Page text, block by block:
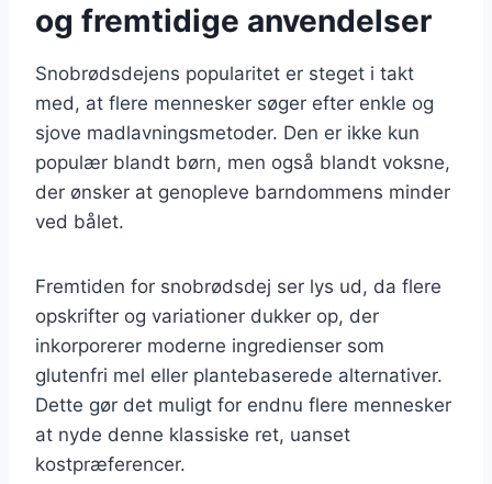
og fremtidige anvendelser
Snobrødsdejens popularitet er steget i takt
med, at flere mennesker søger efter enkle og
sjove madlavningsmetoder. Den er ikke kun
populær blandt børn, men også blandt voksne,
der ønsker at genopleve barndommens minder
ved bålet.
Fremtiden for snobrødsdej ser lys ud, da flere
opskrifter og variationer dukker op, der
inkorporerer moderne ingredienser som
glutenfri mel eller plantebaserede alternativer.
Dette gør det muligt for endnu flere mennesker
at nyde denne klassiske ret, uanset
kostpræferencer.